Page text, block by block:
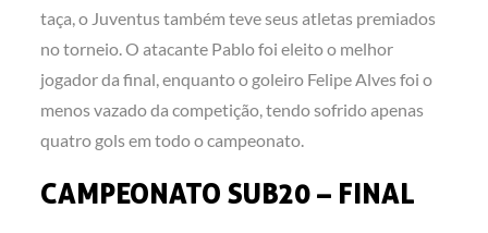
taça, o Juventus também teve seus atletas premiados
no torneio. O atacante Pablo foi eleito o melhor
jogador da final, enquanto o goleiro Felipe Alves foi o
menos vazado da competição, tendo sofrido apenas
quatro gols em todo o campeonato.
CAMPEONATO SUB20 – FINAL